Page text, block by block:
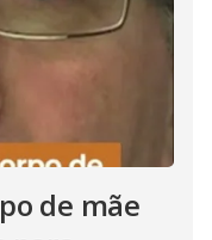
de mãe